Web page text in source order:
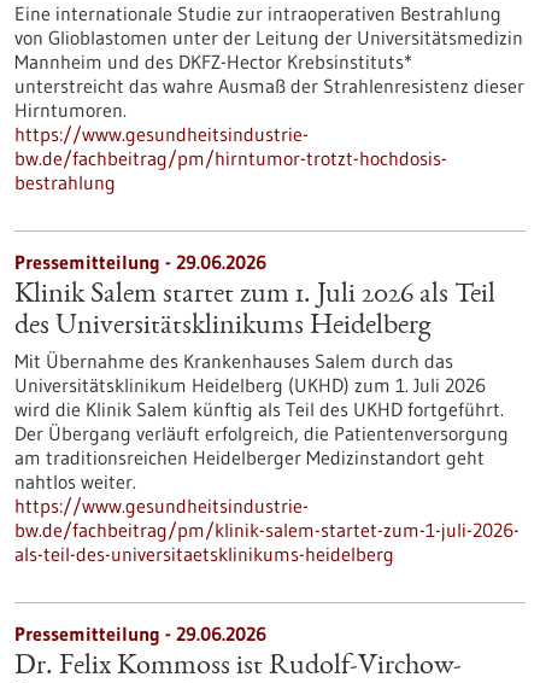
Eine internationale Studie zur intraoperativen Bestrahlung
von Glioblastomen unter der Leitung der Universitätsmedizin
Mannheim und des DKFZ-Hector Krebsinstituts*
unterstreicht das wahre Ausmaß der Strahlenresistenz dieser
Hirntumoren.
https://www.gesundheitsindustrie-
bw.de/fachbeitrag/pm/hirntumor-trotzt-hochdosis-
bestrahlung
Pressemitteilung - 29.06.2026
Klinik Salem startet zum 1. Juli 2026 als Teil
des Universitätsklinikums Heidelberg
Mit Übernahme des Krankenhauses Salem durch das
Universitätsklinikum Heidelberg (UKHD) zum 1. Juli 2026
wird die Klinik Salem künftig als Teil des UKHD fortgeführt.
Der Übergang verläuft erfolgreich, die Patientenversorgung
am traditionsreichen Heidelberger Medizinstandort geht
nahtlos weiter.
https://www.gesundheitsindustrie-
bw.de/fachbeitrag/pm/klinik-salem-startet-zum-1-juli-2026-
als-teil-des-universitaetsklinikums-heidelberg
Pressemitteilung - 29.06.2026
Dr. Felix Kommoss ist Rudolf-Virchow-